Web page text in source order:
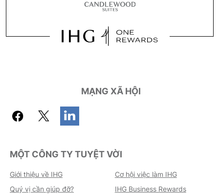
MẠNG XÃ HỘI
MỘT CÔNG TY TUYỆT VỜI
Giới thiệu về IHG
Cơ hội việc làm IHG
Quý vị cần giúp đỡ?
IHG Business Rewards